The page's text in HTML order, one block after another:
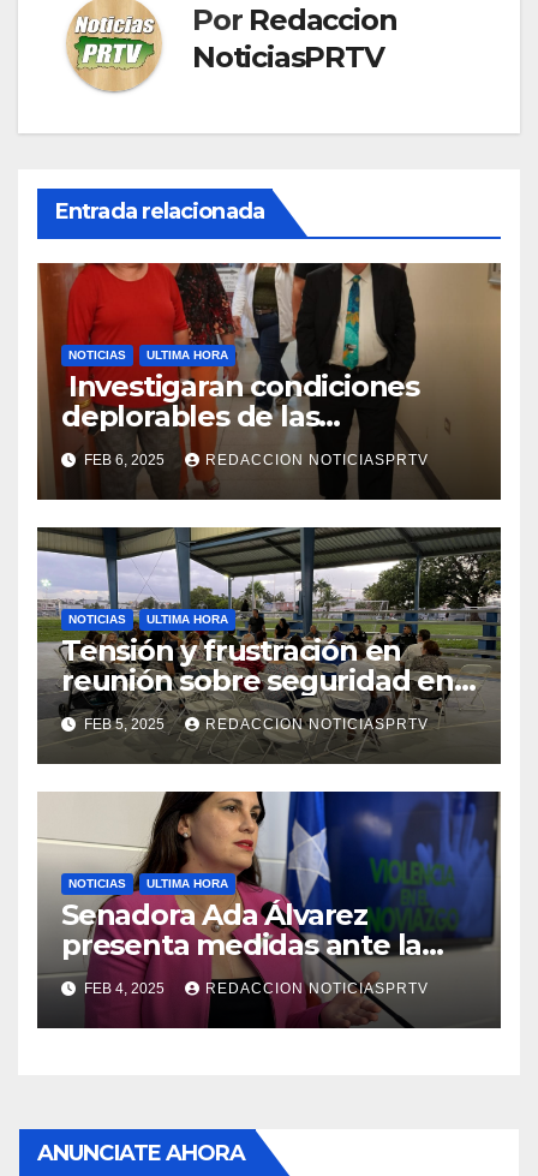
Por Redaccion
NoticiasPRTV
Entrada relacionada
NOTICIAS ULTIMA HORA
Investigaran condiciones
deplorables de las
facilidades el Departamento
de la Salud en Mayagüez
FEB 6, 2025 REDACCION NOTICIASPRTV
NOTICIAS ULTIMA HORA
Tensión y frustración en
reunión sobre seguridad en
Reparto Metropolitano
FEB 5, 2025 REDACCION NOTICIASPRTV
NOTICIAS ULTIMA HORA
Senadora Ada Álvarez
presenta medidas ante la
violencia en el noviazgo
FEB 4, 2025 REDACCION NOTICIASPRTV
ANUNCIATE AHORA